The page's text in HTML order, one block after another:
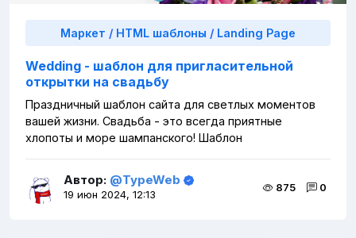
Маркет / HTML шаблоны / Landing Page
Wedding - шаблон для пригласительной
открытки на свадьбу
Праздничный шаблон сайта для светлых моментов
вашей жизни. Свадьба - это всегда приятные
хлопоты и море шампанского! Шаблон
Автор: @TypeWeb
19 июн 2024, 12:13
875 0